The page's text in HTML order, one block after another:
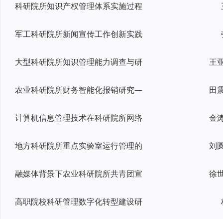
科研院所知识产权管理体系实施过程
军工科研院所新闻宣传工作创新实践
大型科研院所知识管理能力调查与研
农业科研院所财务智能化报销研究— 田
计算机信息管理技术在科研院所网络 金
地方科研院所重点实验室运行管理的
融媒体背景下农业科研院所共青团宣
高职院校科研管理数字化转型建设研